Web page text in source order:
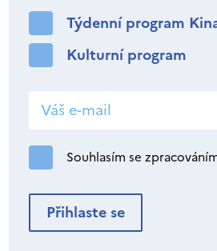
Týdenní program
Kulturní program
Souhlasím se